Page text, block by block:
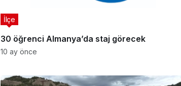
30 öğrenci Almanya’da staj görecek
İlçe
10 ay önce